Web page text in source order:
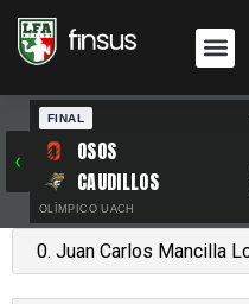
‹
FINAL
OSOS
CAUDILLOS
OLÍMPICO UACH